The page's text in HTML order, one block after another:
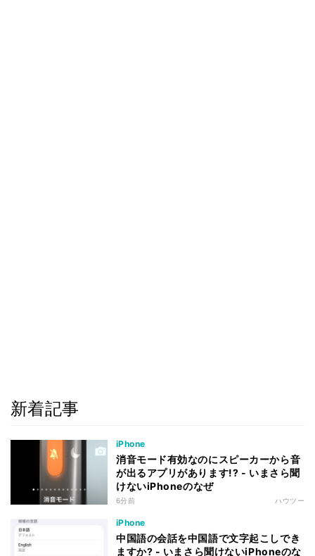
新着記事
iPhone
消音モード有効なのにスピーカーから音
が出るアプリがあります!? - いまさら聞
けないiPhoneのなぜ
6分前 ハウツー
iPhone
中国語の会話を中国語で文字起こしでき
ますか? - いまさら聞けないiPhoneのな